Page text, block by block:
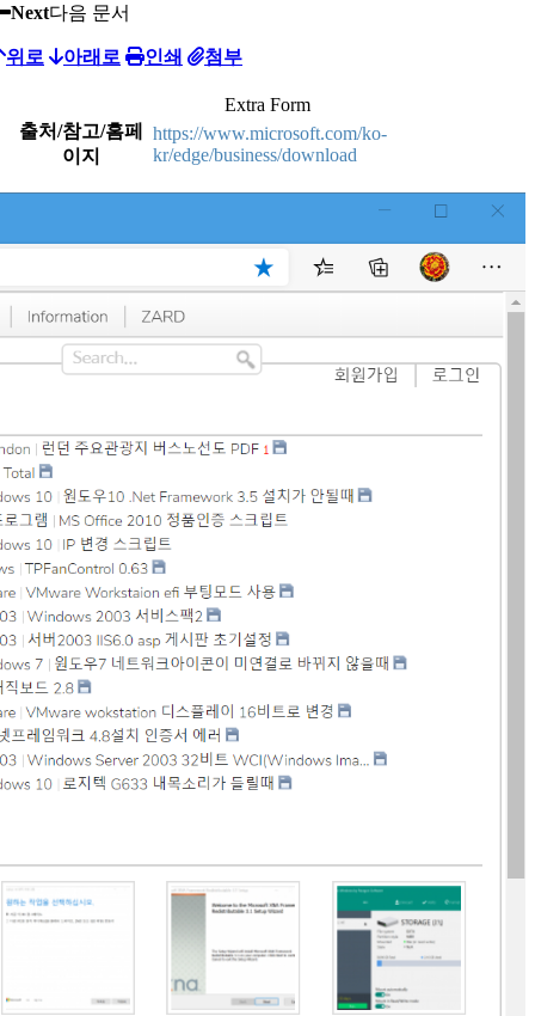
Next다음 문서
위로 아래로 인쇄 첨부
Extra Form
출처/참고/홈페
이지
https://www.microsoft.com/ko-
kr/edge/business/download